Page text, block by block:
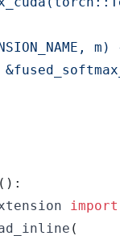
( ) :
import
(